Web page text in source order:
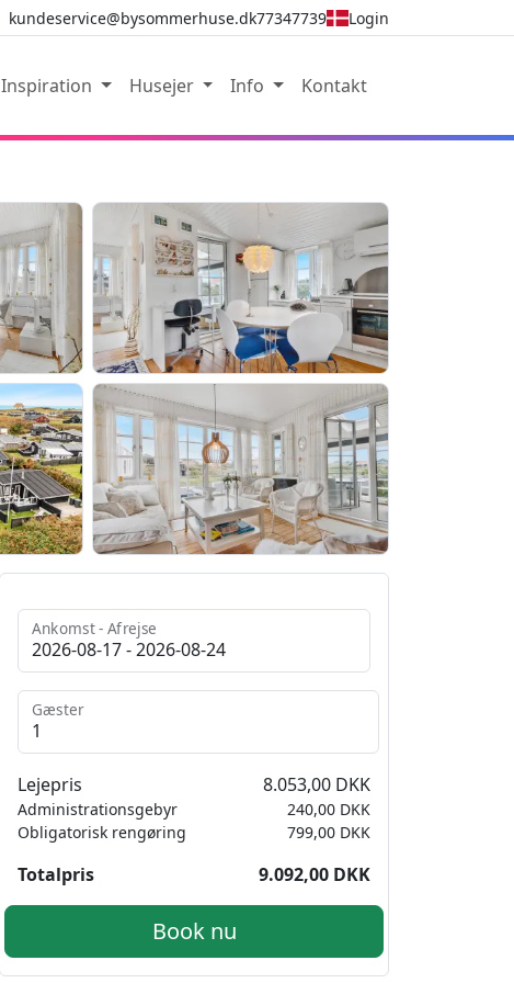
kundeservice@bysommerhuse.dk77347739 Login
Inspiration Husejer Info Kontakt
Ankomst - Afrejse
Gæster
Lejepris 8.053,00 DKK
240,00 DKK
Administrationsgebyr
799,00 DKK
Obligatorisk rengøring
Totalpris 9.092,00 DKK
Book nu